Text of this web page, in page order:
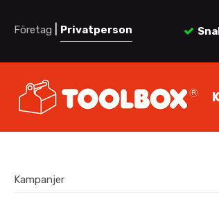
Företag Privatperson
Kampanjer